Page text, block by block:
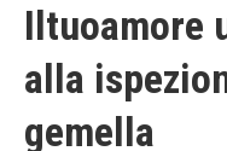
Iltuoamore
alla
gemella